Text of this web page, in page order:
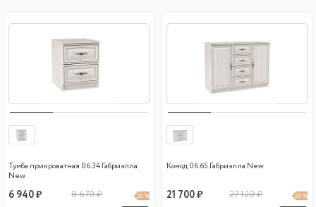
Тумба прикроватная 06.34 Габриэлла
New
6 940 ₽ 8 670 ₽ 20 %
Комод 06.65 Габриэлла New
21 700 ₽ 27 120 ₽ 20 %